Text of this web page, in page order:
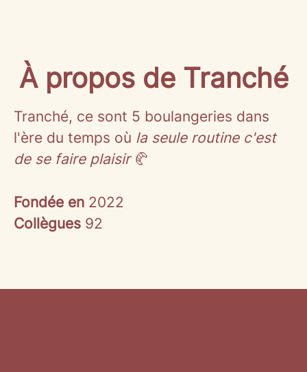
À propos de Tranché
Tranché, ce sont 5 boulangeries dans
l'ère du temps où la seule routine c'est
de se faire plaisir🥐
Fondée en 2022
Collègues 92